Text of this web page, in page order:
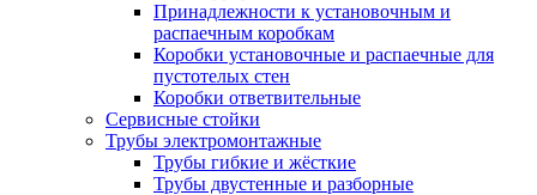
Принадлежности к установочным и
распаечным коробкам
Коробки установочные и распаечные для
пустотелых стен
Коробки ответвительные
Сервисные стойки
Трубы электромонтажные
Трубы гибкие и жёсткие
Трубы двустенные и разборные